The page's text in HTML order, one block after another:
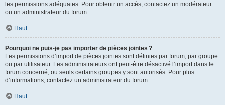
les permissions adéquates. Pour obtenir un accès, contactez un modérateur
ou un administrateur du forum.
Haut
Pourquoi ne puis-je pas importer de pièces jointes ?
Les permissions d’import de pièces jointes sont définies par forum, par groupe
ou par utilisateur. Les administrateurs ont peut-être désactivé l’import dans le
forum concerné, ou seuls certains groupes y sont autorisés. Pour plus
d’informations, contactez un administrateur du forum.
Haut